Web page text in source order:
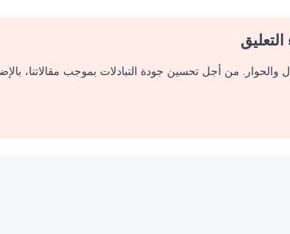
والحوار. من أجل تحسين جودة التبادلات بموجب مقالاتنا،